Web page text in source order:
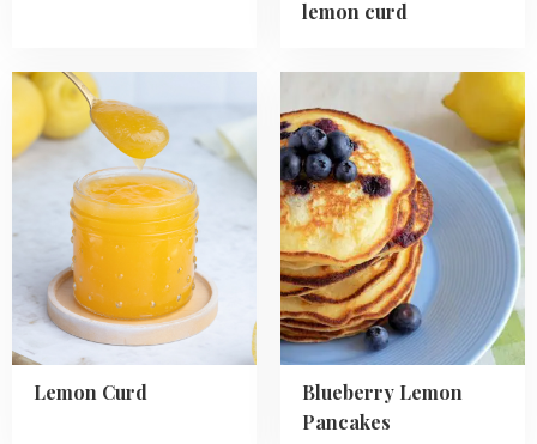
lemon curd
Lemon Curd
Read
more
about
Blueberry Lemon
Pancakes
more
about
Blueberry
Lemon
Pancakes